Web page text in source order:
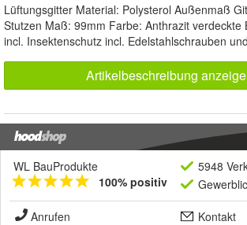
Lüftungsgitter Material: Polysterol Außenmaß
Stutzen Maß: 99mm Farbe: Anthrazit verdeckte
incl. Insektenschutz incl. Edelstahlschrauben
Artikelbeschreibung
WL BauProdukte
100% positiv
5948
Anrufen
Kontakt